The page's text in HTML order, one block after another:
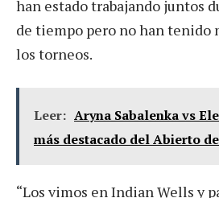
han estado trabajando juntos
de tiempo pero no han tenido
los torneos.
Leer: Aryna Sabalenka vs
más destacado del Abierto
“Los vimos en Indian Wells y